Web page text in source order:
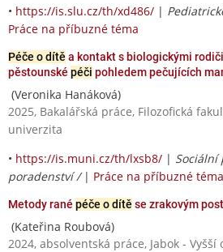
• https://is.slu.cz/th/xd486/ |
Práce na příbuzné téma
Péče o dítě a kontakt s biologickými
pěstounské péči pohledem pečujících
(Veronika Hanáková)
2025, Bakalářská práce, Filozofická
univerzita
• https://is.muni.cz/th/lxsb8/ | Sociální
poradenství / | Práce na příbuzné téma
Metody rané péče o dítě se zrakovým
(Kateřina Roubová)
2024, absolventská práce, Jabok -